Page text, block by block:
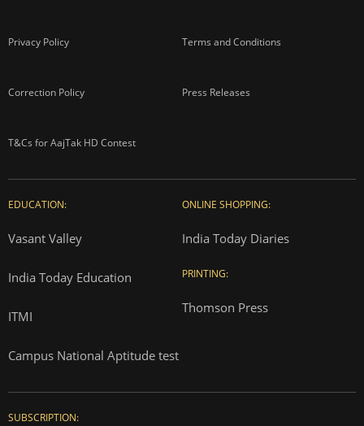
Privacy Policy Terms and Conditions
Correction Policy Press Releases
T&Cs for AajTak HD Contest
EDUCATION:
Vasant Valley
India Today Education
ITMI
Campus National Aptitude test
ONLINE SHOPPING:
India Today Diaries
PRINTING:
Thomson Press
SUBSCRIPTION: